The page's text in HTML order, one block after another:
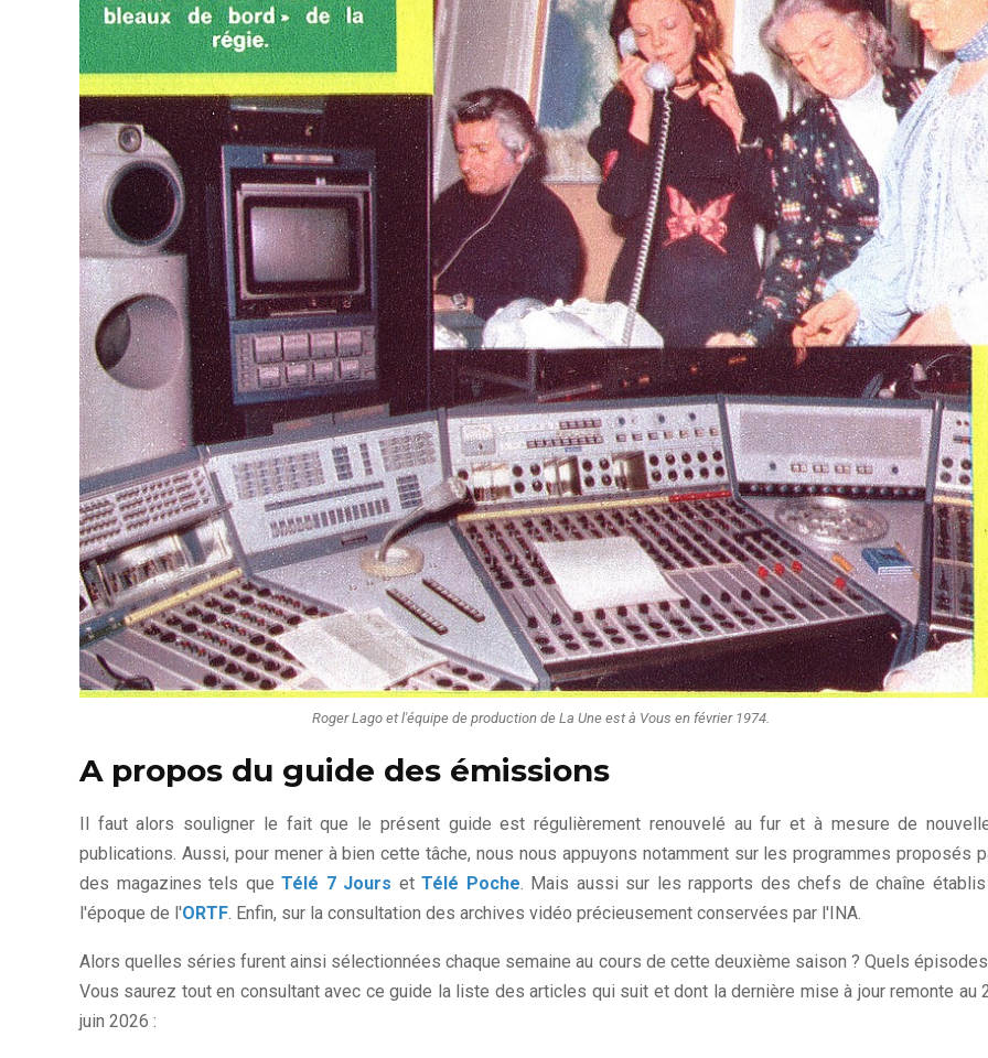
Roger Lago et l'équipe de production de La Une est à Vous en février 1974.
A propos du guide des émissions
Il faut alors souligner le fait que le présent guide est régulièrement renouvelé au fur et à mesure de
publications. Aussi, pour mener à bien cette tâche, nous nous appuyons notamment sur les programmes proposés
des magazines tels que Télé 7 Jours et Télé Poche . Mais aussi sur les rapports des chefs de chaîne
l'époque de l'ORTF . Enfin, sur la consultation des archives vidéo précieusement conservées par l'INA.
Alors quelles séries furent ainsi sélectionnées chaque semaine au cours de cette deuxième saison ? Quels
Vous saurez tout en consultant avec ce guide la liste des articles qui suit et dont la dernière mise à jour remonte au
juin 2026 :